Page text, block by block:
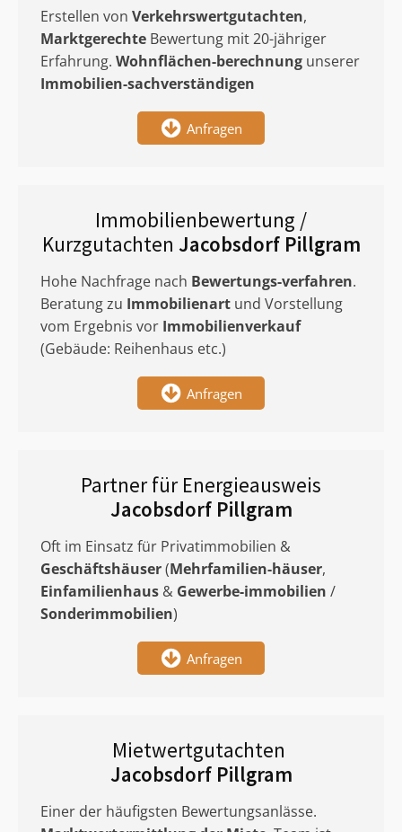
Erstellen von Verkehrswertgutachten,
Marktgerechte Bewertung mit 20-jähriger
Erfahrung. Wohnflächen-berechnung unserer
Immobilien-sachverständigen
Anfragen
Immobilienbewertung /
Kurzgutachten Jacobsdorf Pillgram
Hohe Nachfrage nach Bewertungs-verfahren.
Beratung zu Immobilienart und Vorstellung
vom Ergebnis vor Immobilienverkauf
(Gebäude: Reihenhaus etc.)
Anfragen
Partner für Energieausweis
Jacobsdorf Pillgram
Oft im Einsatz für Privatimmobilien &
Geschäftshäuser(Mehrfamilien-häuser,
Einfamilienhaus & Gewerbe-immobilien /
Sonderimmobilien)
Anfragen
Mietwertgutachten
Jacobsdorf Pillgram
Einer der häufigsten Bewertungsanlässe.